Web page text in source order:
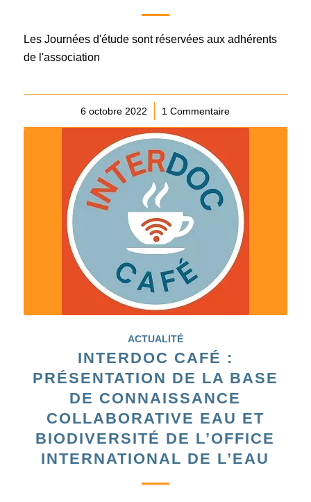
Les Journées d'étude sont réservées aux adhérents
de l'association
6 octobre 2022
/ 1 Commentaire
ACTUALITÉ
INTERDOC CAFÉ :
PRÉSENTATION DE LA BASE
DE CONNAISSANCE
COLLABORATIVE EAU ET
BIODIVERSITÉ DE L’OFFICE
INTERNATIONAL DE L’EAU